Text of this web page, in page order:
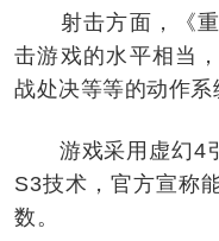
射击方面，《重
击游戏的水平相当
战处决等等的动作系
游戏采用虚幻4引
S3技术，官方宣称
数。